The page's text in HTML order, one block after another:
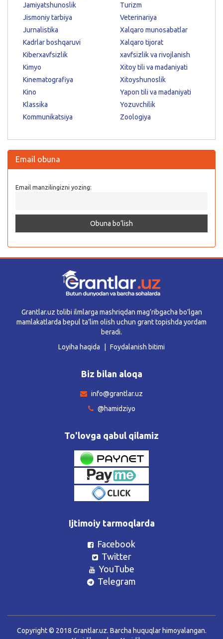
Jamiyatshunoslik
Jismoniy tarbiya
Jurnalistika
Kadrlar boshqaruvi
Kiberxavfsizlik
Kimyo
Kinematografiya
Kino
Klassika
Kommunikatsiya
Turizm
Veterinariya
Xalqaro munosabatlar
Xalqaro tijorat
xavfsizlik va rivojlanish
Xitoy tili va madaniyati
Xitoyshunoslik
Yapon tili va madaniyati
Yozuvchilik
Zoologiya
Email obuna
Email manzilingizni yozing:
Grantlar.uz tolibi ilmlarga mashriqdan mag’ribgacha bo’lgan
mamlakatlarda bepul ta’lim olish uchun grant topishda yordam
beradi.
Loyiha haqida
Foydalanish bitimi
Biz bilan aloqa
info@grantlar.uz
@hamidziyo
To'lovga qabul qilamiz
Ijtimoiy tarmoqlarda
Facebook
Twitter
YouTube
Telegram
Copyright © 2018 Grantlar.uz. Barcha huquqlar himoyalangan.